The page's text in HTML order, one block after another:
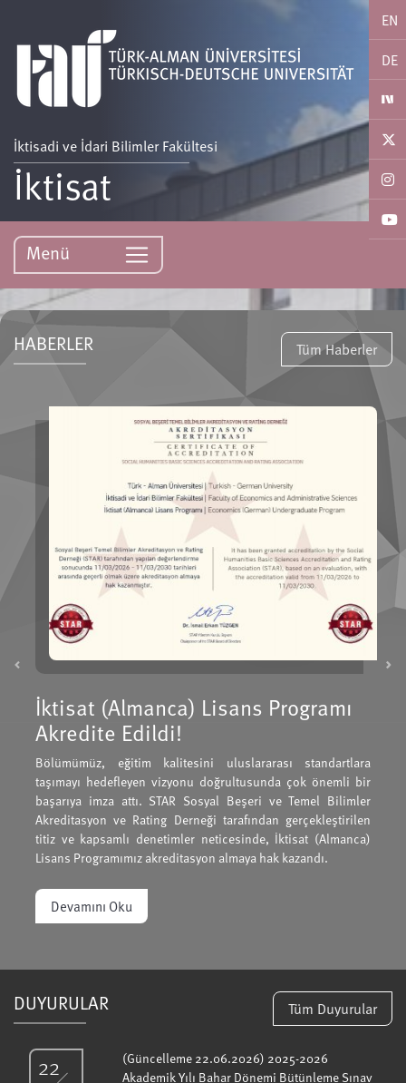
EN
DE
İktisadi ve İdari Bilimler Fakültesi
İktisat
Menü
HABERLER Tüm Haberler
İktisat (Almanca) Lisans Programı
Akredite Edildi!
Bölümümüz, eğitim kalitesini uluslararası standartlara
taşımayı hedefleyen vizyonu doğrultusunda çok önemli bir
başarıya imza attı. STAR Sosyal Beşeri ve Temel Bilimler
Akreditasyon ve Rating Derneği tarafından gerçekleştirilen
titiz ve kapsamlı denetimler neticesinde, İktisat (Almanca)
Lisans Programımız akreditasyon almaya hak kazandı.
Devamını Oku
Previous
DUYURULAR Tüm Duyurular
22
(Güncelleme 22.06.2026) 2025-2026
Akademik Yılı Bahar Dönemi Bütünleme Sınav